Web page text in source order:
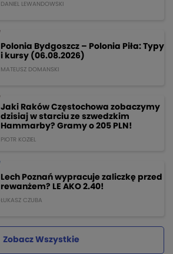
DANIEL LEWANDOWSKI
Polonia Bydgoszcz – Polonia Piła: Typy
i kursy (06.08.2026)
MATEUSZ DOMANSKI
Jaki Raków Częstochowa zobaczymy
dzisiaj w starciu ze szwedzkim
Hammarby? Gramy o 205 PLN!
PIOTR KOZIEL
Lech Poznań wypracuje zaliczkę przed
rewanżem? LE AKO 2.40!
ŁUKASZ CZUBA
Zobacz Wszystkie